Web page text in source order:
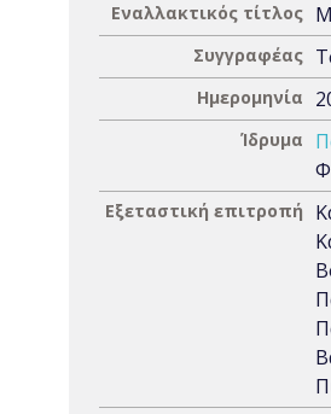
Εναλλακτικός τίτλος
Συγγραφέας
Ημερομηνία
Ίδρυμα
Εξεταστική επιτροπή